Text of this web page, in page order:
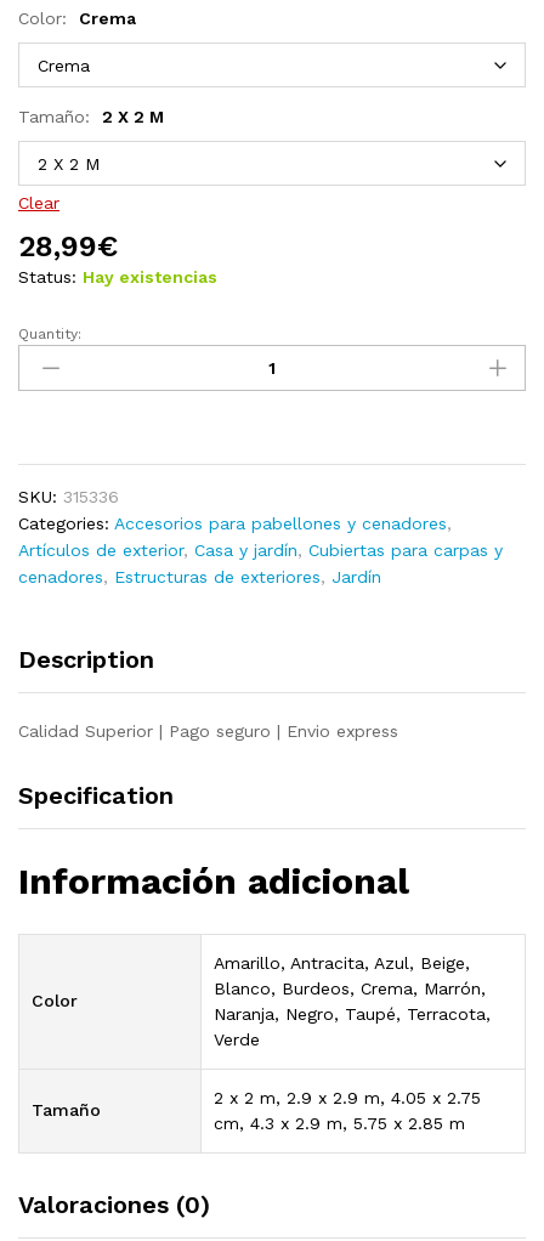
Color: Crema
Tamaño: 2 X 2 M
Clear
28,99€
Status: Hay existencias
Techo
carpa
270
g/m²
quantity
Quantity:
SKU: 315336
Categories: Accesorios para pabellones y cenadores,
Artículos de exterior, Casa y jardín, Cubiertas para carpas y
cenadores, Estructuras de exteriores, Jardín
Description
Calidad Superior | Pago seguro | Envio express
Specification
Información adicional
Color
Amarillo, Antracita, Azul, Beige,
Blanco, Burdeos, Crema, Marrón,
Naranja, Negro, Taupé, Terracota,
Verde
Tamaño
2 x 2 m, 2.9 x 2.9 m, 4.05 x 2.75
cm, 4.3 x 2.9 m, 5.75 x 2.85 m
Valoraciones (0)